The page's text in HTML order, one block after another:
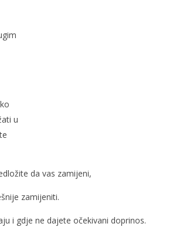
u
da vas zamijeni,
zamijeniti.
i gdje ne dajete očekivani doprinos.